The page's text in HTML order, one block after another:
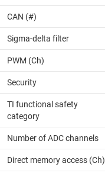
CAN (#)
Sigma-delta filter
PWM (Ch)
Security
TI functional safety
category
Number of ADC channels
Direct memory access (Ch)